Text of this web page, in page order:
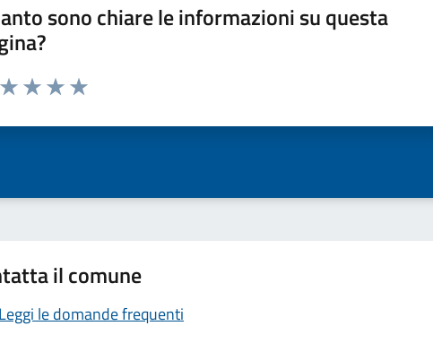
sono chiare le informazioni su questa
da 1 a 5 stelle la pagina
il comune
Leggi le domande frequenti